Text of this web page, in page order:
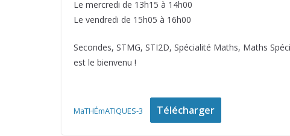
Le mercredi de 13h15 à 14h00
Le vendredi de 15h05 à 16h00
Secondes, STMG, STI2D, Spécialité Maths, Maths
est le bienvenu !
MaTHÉmATIQUES-3 Télécharger